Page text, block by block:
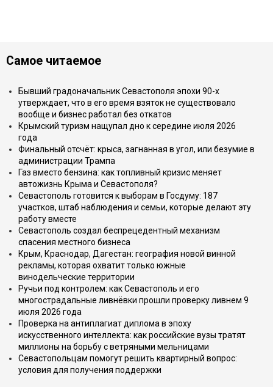
Самое читаемое
Бывший градоначальник Севастополя эпохи 90-х
утверждает, что в его время взяток не существовало
вообще и бизнес работал без откатов
Крымский туризм нащупал дно к середине июля 2026
года
Финальный отсчёт: крыса, загнанная в угол, или безумие в
администрации Трампа
Газ вместо бензина: как топливный кризис меняет
автожизнь Крыма и Севастополя?
Севастополь готовится к выборам в Госдуму: 187
участков, штаб наблюдения и семьи, которые делают эту
работу вместе
Севастополь создал беспрецедентный механизм
спасения местного бизнеса
Крым, Краснодар, Дагестан: география новой винной
рекламы, которая охватит только южные
винодельческие территории
Ручьи под контролем: как Севастополь и его
многострадальные ливнёвки прошли проверку ливнем 9
июля 2026 года
Проверка на антиплагиат диплома в эпоху
искусственного интеллекта: как российские вузы тратят
миллионы на борьбу с ветряными мельницами
Севастопольцам помогут решить квартирный вопрос:
условия для получения поддержки